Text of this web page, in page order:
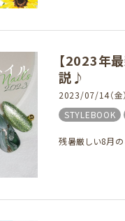
【2023年
説♪
2023/07/14（金）
STYLEBOOK
残暑厳しい8月